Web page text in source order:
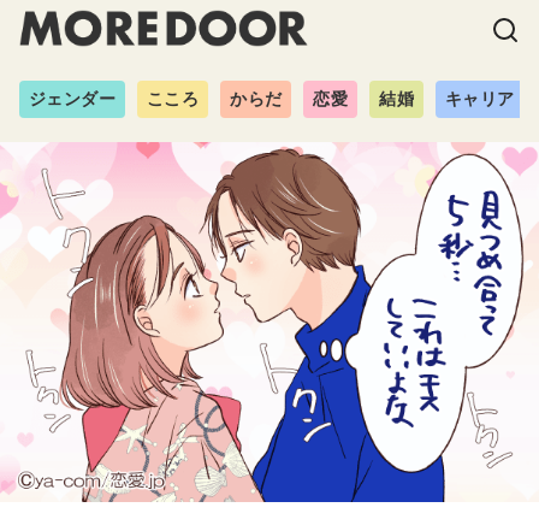
ジェンダー こころ からだ 恋愛 結婚 キャリア